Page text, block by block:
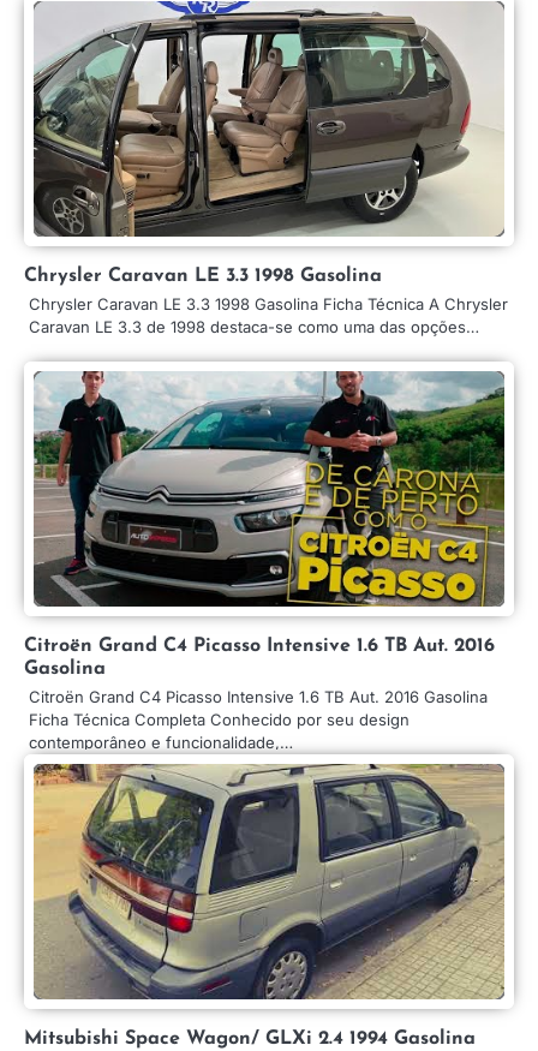
Chrysler Caravan LE 3.3 1998 Gasolina
Chrysler Caravan LE 3.3 1998 Gasolina Ficha Técnica A Chrysler
Caravan LE 3.3 de 1998 destaca-se como uma das opções…
Citroën Grand C4 Picasso Intensive 1.6 TB Aut. 2016
Gasolina
Citroën Grand C4 Picasso Intensive 1.6 TB Aut. 2016 Gasolina
Ficha Técnica Completa Conhecido por seu design
contemporâneo e funcionalidade,…
Mitsubishi Space Wagon/ GLXi 2.4 1994 Gasolina